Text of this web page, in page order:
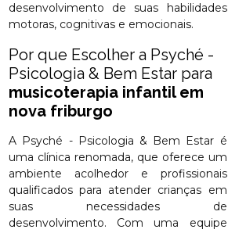
desenvolvimento de suas habilidades
motoras, cognitivas e emocionais.
Por que Escolher a Psyché -
Psicologia & Bem Estar para
musicoterapia infantil em
nova friburgo
A Psyché - Psicologia & Bem Estar é
uma clínica renomada, que oferece um
ambiente acolhedor e profissionais
qualificados para atender crianças em
suas necessidades de
desenvolvimento. Com uma equipe